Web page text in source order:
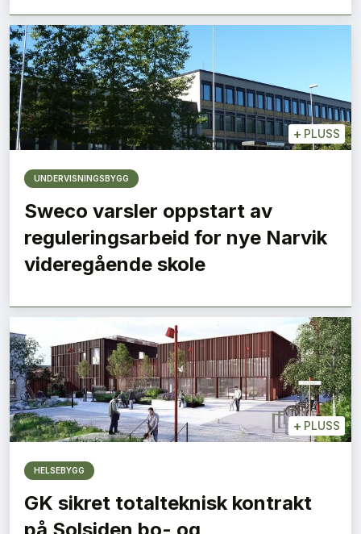
+ PLUSS
UNDERVISNINGSBYGG
Sweco varsler oppstart av
reguleringsarbeid for nye Narvik
videregående skole
+ PLUSS
HELSEBYGG
GK sikret totalteknisk kontrakt